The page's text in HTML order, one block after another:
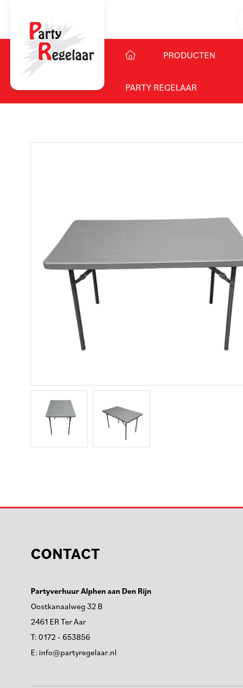
PRODUCTEN
PARTY REGELAAR
CONTACT
Partyverhuur Alphen aan Den Rijn
Oostkanaalweg 32 B
2461 ER Ter Aar
T: 0172 - 653856
E: info@partyregelaar.nl